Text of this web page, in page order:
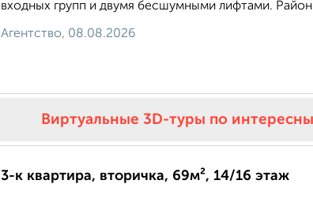
входных групп и двумя бесшумными лифтами.
Агентство, 08.08.2026
Виртуальные 3D-туры по
3-к квартира, вторичка, 69м², 14/16 этаж